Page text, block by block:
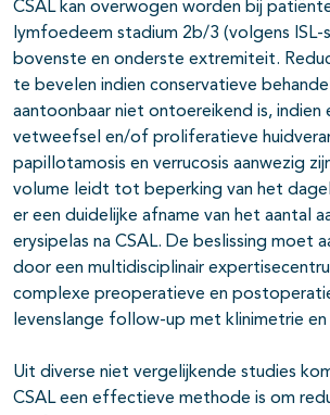
CSAL kan overwogen worden bij
lymfoedeem stadium 2b/3 (volgens ISL-
bovenste en onderste extremiteit.
te bevelen indien conservatieve
aantoonbaar niet ontoereikend is, indien
vetweefsel en/of proliferatieve
papillotamosis en verrucosis aanwezig
volume leidt tot beperking van het
er een duidelijke afname van het aantal
erysipelas na CSAL. De beslissing moet
door een multidisciplinair
complexe preoperatieve en
levenslange follow-up met klinimetrie
Uit diverse niet vergelijkende studies
CSAL een effectieve methode is om